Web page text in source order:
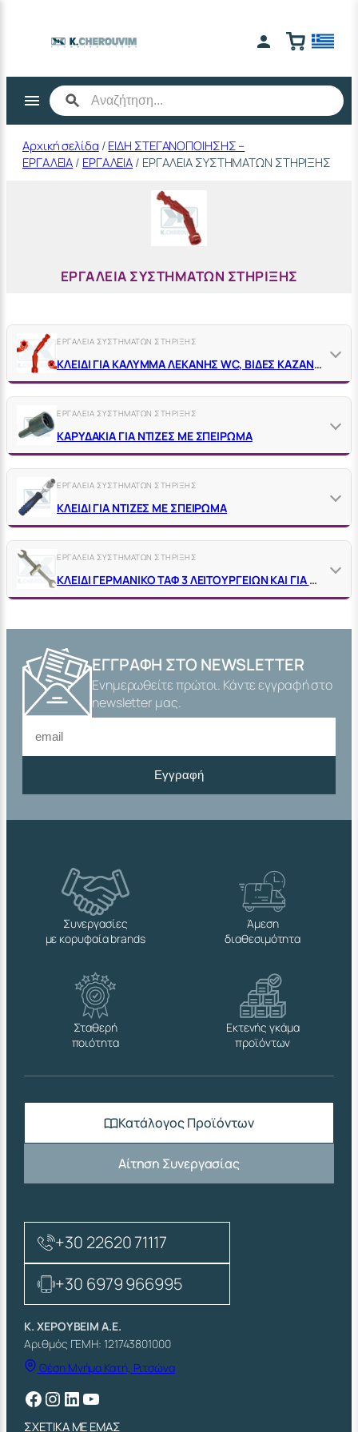
περιεχόμενο
Αρχική σελίδα /ΕΙΔΗ ΣΤΕΓΑΝΟΠΟΙΗΣΗΣ –
ΕΡΓΑΛΕΙΑ/ ΕΡΓΑΛΕΙΑ/ ΕΡΓΑΛΕΙΑ ΣΥΣΤΗΜΑΤΩΝ ΣΤΗΡΙΞΗΣ
ΕΡΓΑΛΕΙΑ ΣΥΣΤΗΜΑΤΩΝ ΣΤΗΡΙΞΗΣ
ΕΡΓΑΛΕΙΑ ΣΥΣΤΗΜΑΤΩΝ ΣΤΗΡΙΞΗΣ
ΚΛΕΙΔΙ ΓΙΑ ΚΑΛΥΜΜΑ ΛΕΚΑΝΗΣ WC, ΒΙΔΕΣ ΚΑΖΑΝΑΚΙΩΝ VIRAX 220510
ΕΡΓΑΛΕΙΑ ΣΥΣΤΗΜΑΤΩΝ ΣΤΗΡΙΞΗΣ
ΚΑΡΥΔΑΚΙΑ ΓΙΑ ΝΤΙΖΕΣ ΜΕ ΣΠΕΙΡΩΜΑ
ΕΡΓΑΛΕΙΑ ΣΥΣΤΗΜΑΤΩΝ ΣΤΗΡΙΞΗΣ
ΚΛΕΙΔΙ ΓΙΑ ΝΤΙΖΕΣ ΜΕ ΣΠΕΙΡΩΜΑ
ΕΡΓΑΛΕΙΑ ΣΥΣΤΗΜΑΤΩΝ ΣΤΗΡΙΞΗΣ
ΚΛΕΙΔΙ ΓΕΡΜΑΝΙΚΟ ΤΑΦ 3 ΛΕΙΤΟΥΡΓΕΙΩΝ ΚΑΙ ΓΙΑ ΝΤΙΖΕΣ ΜΕ ΣΠΕΙΡΩΜΑ
ΕΓΓΡΑΦΉ ΣΤΟ NEWSLETTER
Ενημερωθείτε πρώτοι. Κάντε εγγραφή στο
newsletter μας.
Εγγραφή
Συνεργασίες
με κορυφαία brands
Άμεση
διαθεσιμότητα
Σταθερή
ποιότητα
Εκτενής γκάμα
προϊόντων
Κατάλογος Προϊόντων
Αίτηση Συνεργασίας
+30 22620 71117
+30 6979 966995
Κ. ΧΕΡΟΥΒΕΙΜ Α.Ε.
Αριθμός ΓΕΜΗ: 121743801000
Θέση Μνήμα Κατή, Ριτσώνα
Facebook Instagram Linkedin YouTube
ΣΧΕΤΙΚΑ ΜΕ ΕΜΑΣ